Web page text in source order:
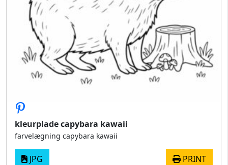
kleurplade capybara kawaii
farvelægning capybara kawaii​
JPG PRINT